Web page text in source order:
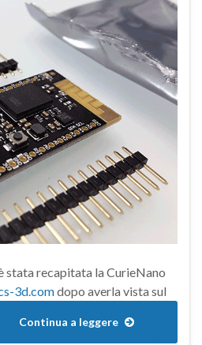
stata recapitata la CurieNano
3d.comdopo averla vista sul
Continua a leggere